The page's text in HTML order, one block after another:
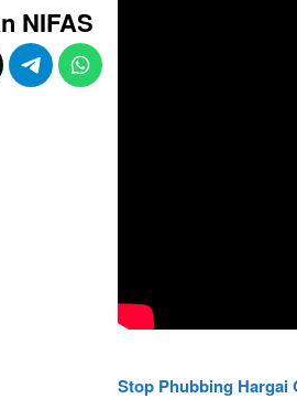
NIFAS
Stop Phubbing Hargai